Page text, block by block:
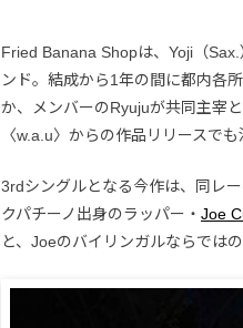
Fried Banana Shopは、Yoji（
ンド。結成から1年の間に都内各
か、メンバーのRyujuが共同主宰
〈w.a.u〉からの作品リリースでも
3rdシングルとなる今作は、同レ
クパチーノ出身のラッパー・ Joe
と、Joeのバイリンガルならでは